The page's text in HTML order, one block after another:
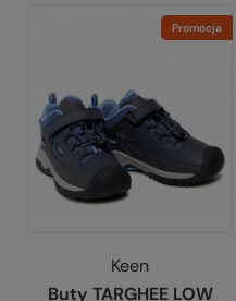
Promocja
Keen
Buty TARGHEE LOW